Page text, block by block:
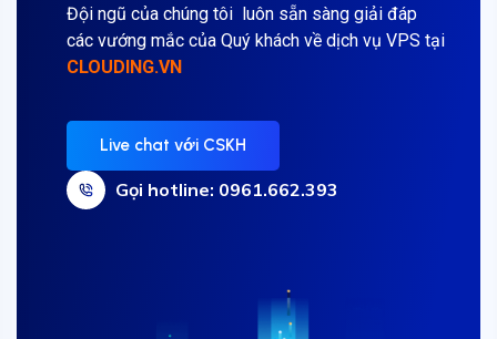
Đội ngũ của chúng tôi luôn sẵn sàng giải đáp
các vướng mắc của Quý khách về dịch vụ VPS tại
CLOUDING.VN
Live chat với CSKH
Gọi hotline: 0961.662.393